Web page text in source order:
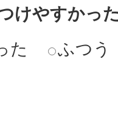
けやすかっ
た
ふつう